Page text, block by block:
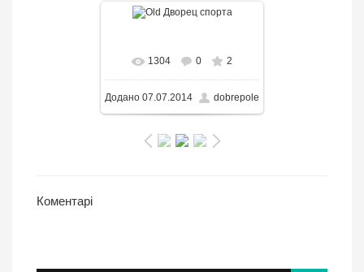
1280x839/ 216.2KB
1304 0 2
Додано 07.07.2014 dobrepole
Коментарі